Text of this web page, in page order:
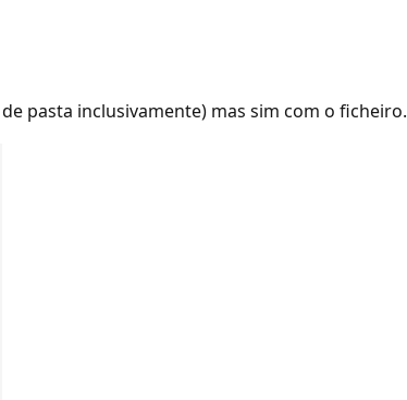
pasta inclusivamente) mas sim com o ficheiro.